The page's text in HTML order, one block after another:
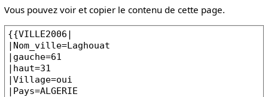
Vous pouvez voir et copier le contenu de cette page.